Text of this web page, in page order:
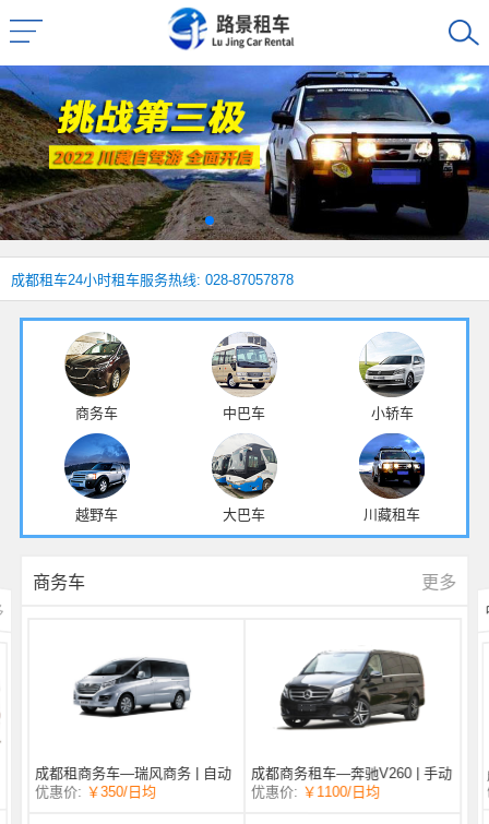
成都租车24小时租车服务热线: 028-87057878
商务车 中巴车 小轿车
越野车 大巴车 川藏租车
商务车 更多
成都租商务车—瑞风商务 | 自动
挡 | 7座
优惠价: ￥350/日均
成都商务租车—奔驰V260 | 手动
挡 |
优惠价: ￥1100/日均